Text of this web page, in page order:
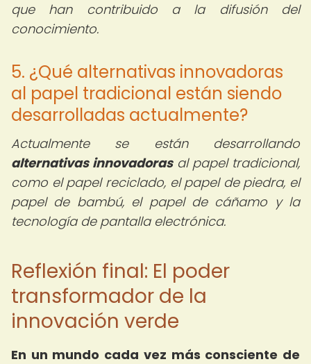
que han contribuido a la difusión del
conocimiento.
5. ¿Qué alternativas innovadoras
al papel tradicional están siendo
desarrolladas actualmente?
Actualmente se están desarrollando
alternativas innovadorasal papel tradicional,
como el papel reciclado, el papel de piedra, el
papel de bambú, el papel de cáñamo y la
tecnología de pantalla electrónica.
Reflexión final: El poder
transformador de la
innovación verde
En un mundo cada vez más consciente de